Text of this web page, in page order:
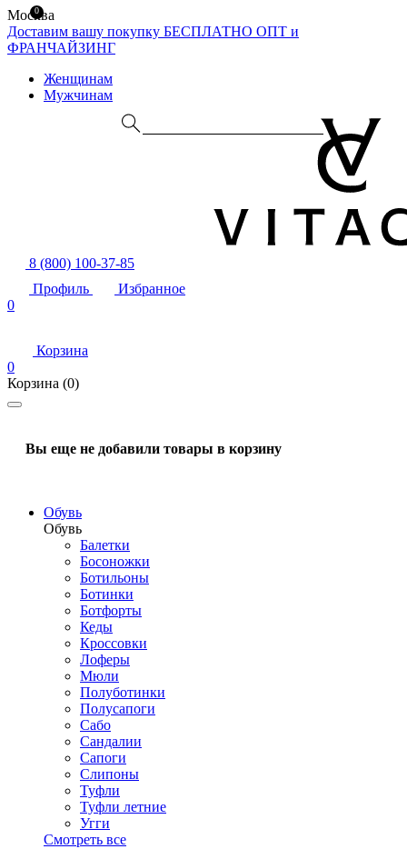
Москва
Доставим вашу покупку БЕСПЛАТНО ОПТ и
ФРАНЧАЙЗИНГ
Женщинам
Мужчинам
8 (800) 100-37-85
Профиль
Избранное
0
Корзина
0
Корзина (0)
Вы еще не добавили товары в корзину
Обувь
Обувь
Балетки
Босоножки
Ботильоны
Ботинки
Ботфорты
Кеды
Кроссовки
Лоферы
Мюли
Полуботинки
Полусапоги
Сабо
Сандалии
Сапоги
Слипоны
Туфли
Туфли летние
Угги
Смотреть все
0